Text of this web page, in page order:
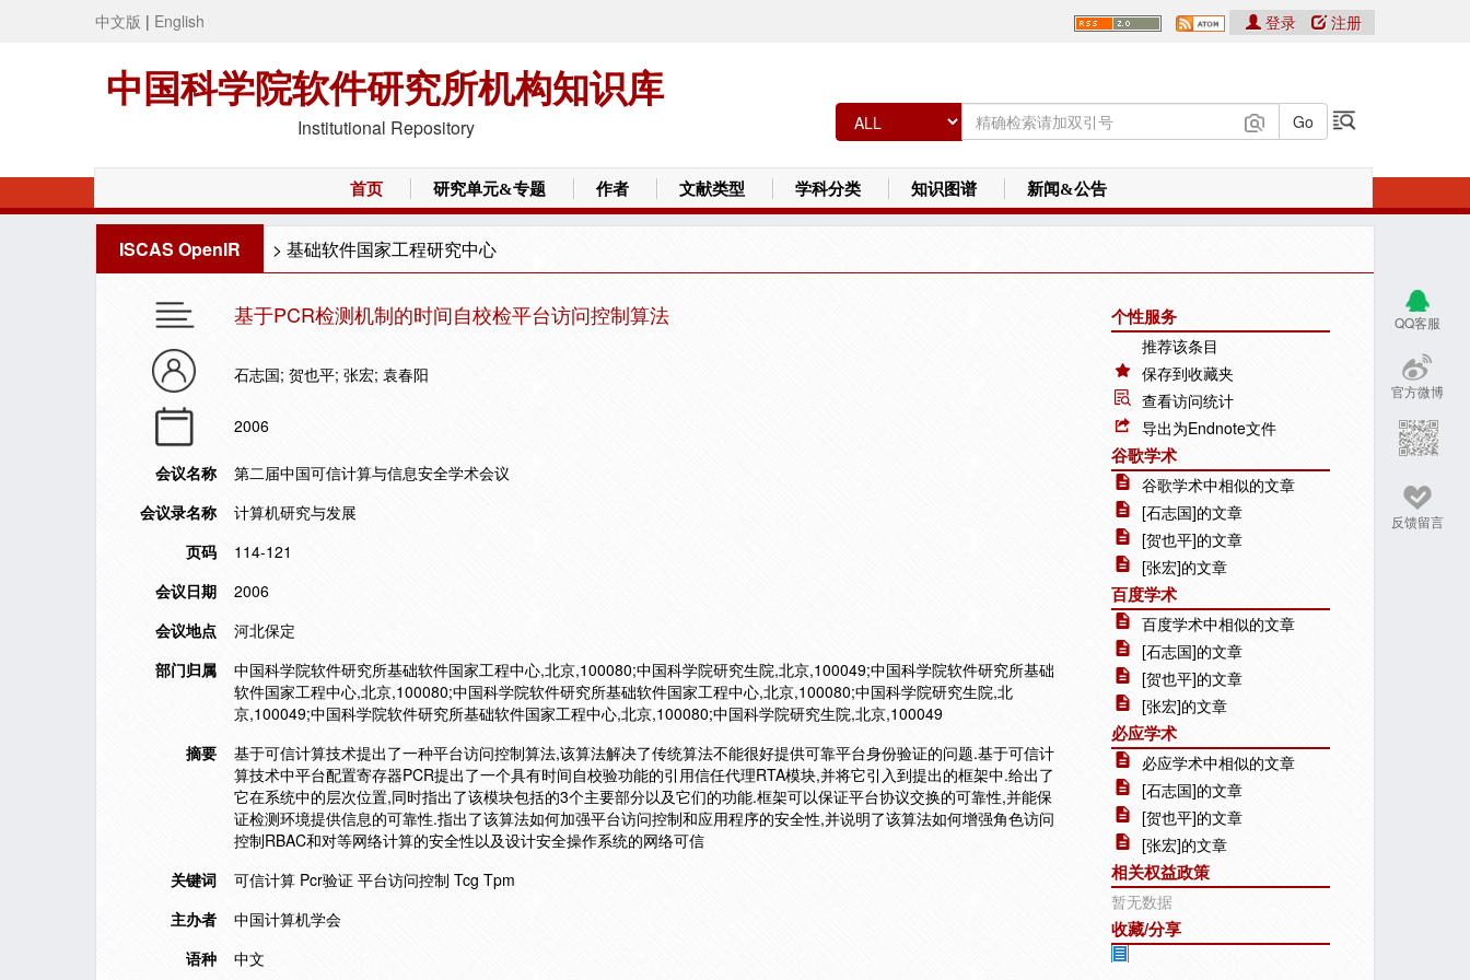
中文版 | English
中国科学院软件研究所机构知识库
Institutional Repository
登录 注册
首页 研究单元&专题 作者 文献类型 学科分类 知识图谱 新闻&公告
ISCAS OpenIR > 基础软件国家工程研究中心
QQ客服
官方微博
反馈留言
基于PCR检测机制的时间自校检平台访问控制算法
石志国; 贺也平; 张宏; 袁春阳
2006
会议名称
第二届中国可信计算与信息安全学术会议
会议录名称
计算机研究与发展
页码
114-121
会议日期
2006
会议地点
河北保定
部门归属
中国科学院软件研究所基础软件国家工程中心,北京,100080;中国科学院研究生院,北京,100049;中国科学院软件研究所基础
软件国家工程中心,北京,100080;中国科学院软件研究所基础软件国家工程中心,北京,100080;中国科学院研究生院,北
京,100049;中国科学院软件研究所基础软件国家工程中心,北京,100080;中国科学院研究生院,北京,100049
摘要
基于可信计算技术提出了一种平台访问控制算法,该算法解决了传统算法不能很好提供可靠平台身份验证的问题.基于可信计
算技术中平台配置寄存器PCR提出了一个具有时间自校验功能的引用信任代理RTA模块,并将它引入到提出的框架中.给出了
它在系统中的层次位置,同时指出了该模块包括的3个主要部分以及它们的功能.框架可以保证平台协议交换的可靠性,并能保
证检测环境提供信息的可靠性.指出了该算法如何加强平台访问控制和应用程序的安全性,并说明了该算法如何增强角色访问
控制RBAC和对等网络计算的安全性以及设计安全操作系统的网络可信
关键词
可信计算 Pcr验证 平台访问控制 Tcg Tpm
主办者
中国计算机学会
语种
中文
个性服务
推荐该条目
保存到收藏夹
查看访问统计
导出为Endnote文件
谷歌学术
谷歌学术中相似的文章
[石志国]的文章
[贺也平]的文章
[张宏]的文章
百度学术
百度学术中相似的文章
[石志国]的文章
[贺也平]的文章
[张宏]的文章
必应学术
必应学术中相似的文章
[石志国]的文章
[贺也平]的文章
[张宏]的文章
相关权益政策
暂无数据
收藏/分享